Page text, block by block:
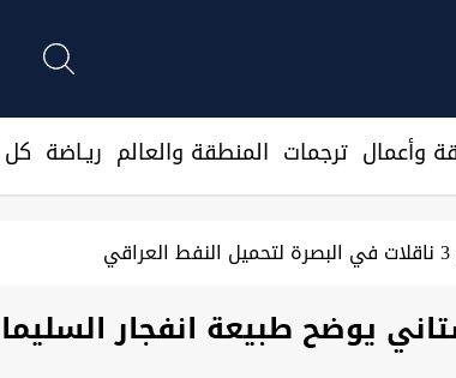
وأعمال ترجمات المنطقة والعالم ريـاضة كل
البصرة لتحميل النفط العراقي
يوضح طبيعة انفجار